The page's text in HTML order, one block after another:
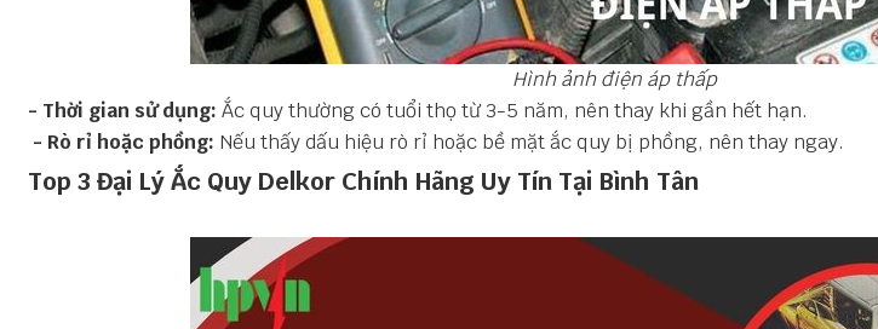
Hình ảnh điện áp thấp
- Thời gian sử dụng: Ắc quy thường có tuổi thọ từ 3-5 năm, nên thay khi gần hết hạn.
- Rò rỉ hoặc phồng: Nếu thấy dấu hiệu rò rỉ hoặc bề mặt ắc quy bị phồng, nên thay ngay.
Top 3 Đại Lý Ắc Quy Delkor Chính Hãng Uy Tín Tại Bình Tân